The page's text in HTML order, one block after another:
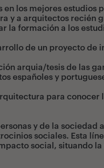
los mejores estudios
y a arquitectos recién
la formación a los
de un proyecto de
arquia/tesis de las
españoles y
para conocer
y de la sociedad
sociales. Esta
social, situando